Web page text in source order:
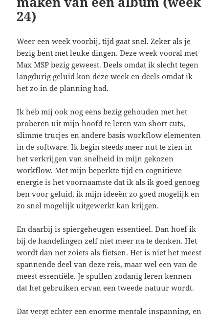
24)
Weer een week voorbij, tijd gaat snel. Zeker als je
bezig bent met leuke dingen. Deze week vooral met
Max MSP bezig geweest. Deels omdat ik slecht tegen
langdurig geluid kon deze week en deels omdat ik
het zo in de planning had.
Ik heb mij ook nog eens bezig gehouden met het
proberen uit mijn hoofd te leren van short cuts,
slimme trucjes en andere basis workflow elementen
in de software. Ik begin steeds meer nut te zien in
het verkrijgen van snelheid in mijn gekozen
workflow. Met mijn beperkte tijd en cognitieve
energie is het voornaamste dat ik als ik goed genoeg
ben voor geluid, ik mijn ideeën zo goed mogelijk en
zo snel mogelijk uitgewerkt kan krijgen.
En daarbij is spiergeheugen essentieel. Dan hoef ik
bij de handelingen zelf niet meer na te denken. Het
wordt dan net zoiets als fietsen. Het is niet het meest
spannende deel van deze reis, maar wel een van de
meest essentiële. Je spullen zodanig leren kennen
dat het gebruiken ervan een tweede natuur wordt.
Dat vergt echter een enorme mentale inspanning, en